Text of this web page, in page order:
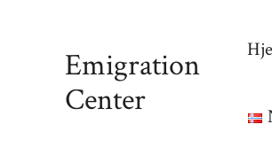
Emigration
Center